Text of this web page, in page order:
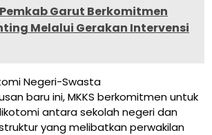
Pemkab Garut Berkomitmen
Melalui Gerakan Intervensi
Negeri-Swasta
baru ini, MKKS berkomitmen untuk
antara sekolah negeri dan
yang melibatkan perwakilan